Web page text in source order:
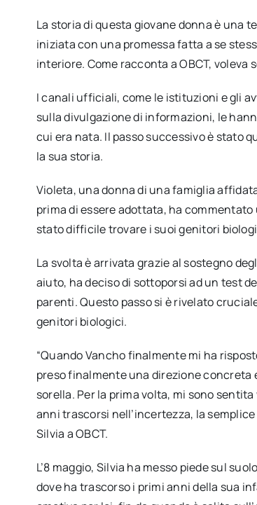
La storia di questa giovane donna è una
iniziata con una promessa fatta a se
interiore. Come racconta a OBCT, voleva
I canali ufficiali, come le istituzioni e gli
sulla divulgazione di informazioni, le
cui era nata. Il passo successivo è stato
la sua storia.
Violeta, una donna di una famiglia
prima di essere adottata, ha
stato difficile trovare i suoi genitori
La svolta è arrivata grazie al sostegno
aiuto, ha deciso di sottoporsi ad un test
parenti. Questo passo si è rivelato
genitori biologici.
“Quando Vancho finalmente mi ha
preso finalmente una direzione concreta
sorella. Per la prima volta, mi sono
anni trascorsi nell’incertezza, la
Silvia a OBCT.
L’8 maggio, Silvia ha messo piede sul
dove ha trascorso i primi anni della sua